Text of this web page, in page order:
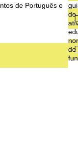
de Português e
de
de